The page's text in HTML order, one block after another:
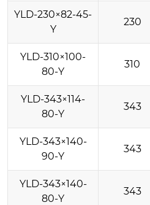
YLD-230×82-45-
Y
230
YLD-310×100-
80-Y
310
YLD-343×114-
80-Y
343
YLD-343×140-
90-Y
343
YLD-343×140-
80-Y
343